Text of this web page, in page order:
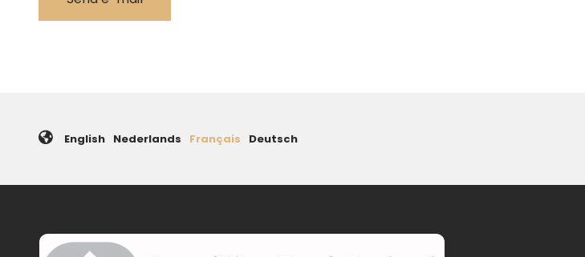
English Nederlands Français Deutsch